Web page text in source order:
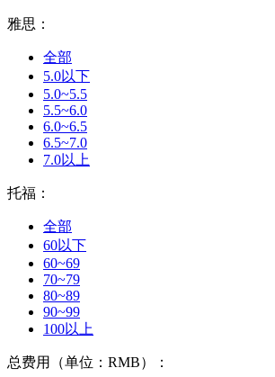
雅思：
全部
5.0以下
5.0~5.5
5.5~6.0
6.0~6.5
6.5~7.0
7.0以上
托福：
全部
60以下
60~69
70~79
80~89
90~99
100以上
总费用（单位：RMB）：